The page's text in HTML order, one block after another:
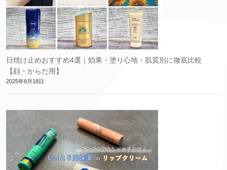
日焼け止めおすすめ4選｜効果・塗り心地・肌質別に徹底比較
【顔・からだ用】
2025年8月18日